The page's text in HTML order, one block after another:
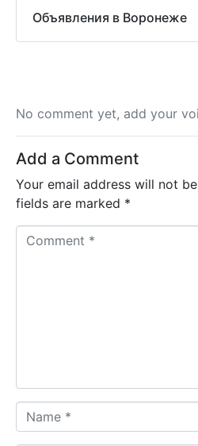
Объявления в Воронеже
No comment yet, add your
Add a Comment
Your email address will not
fields are marked *
a